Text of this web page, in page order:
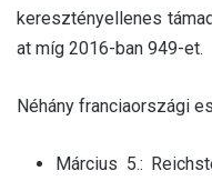
keresztényellenes
at míg 2016-ban 949-et.
Néhány franciaországi
Március 5.: